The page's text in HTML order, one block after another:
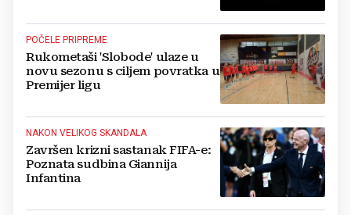
POČELE PRIPREME
Rukometaši 'Slobode' ulaze u
novu sezonu s ciljem povratka u
Premijer ligu
NAKON VELIKOG SKANDALA
Završen krizni sastanak FIFA-e:
Poznata sudbina Giannija
Infantina